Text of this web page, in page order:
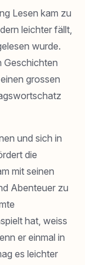
Lesen kam zu
leichter fällt,
wurde.
Geschichten
grossen
und sich in
die
mit seinen
Abenteuer zu
hat, weiss
er einmal in
es leichter